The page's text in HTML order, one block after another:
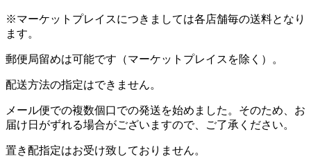
※マーケットプレイスにつきましては各店舗毎の送料となり
ます。
郵便局留めは可能です（マーケットプレイスを除く）。
配送方法の指定はできません。
メール便での複数個口での発送を始めました。そのため、お
届け日がずれる場合がございますので、ご了承ください。
置き配指定はお受け致しておりません。